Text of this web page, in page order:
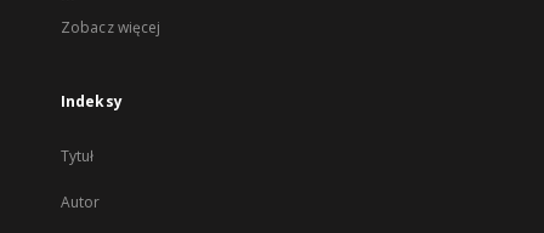
Zobacz więcej
Indeksy
Tytuł
Autor